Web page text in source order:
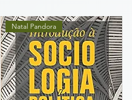
Natal Pandora